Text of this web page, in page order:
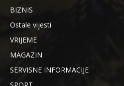
BIZNIS
Ostale vijesti
VRIJEME
MAGAZIN
SERVISNE INFORMACIJE